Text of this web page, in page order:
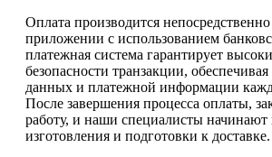
Оплата производится
приложении с использованием
платежная система гарантирует
безопасности транзакции,
данных и платежной информации
После завершения процесса оплаты,
работу, и наши специалисты начинают
изготовления и подготовки к доставке.